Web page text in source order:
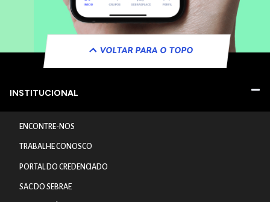
VOLTAR PARA O TOPO
INSTITUCIONAL
ENCONTRE-NOS
TRABALHE CONOSCO
PORTAL DO CREDENCIADO
SAC DO SEBRAE